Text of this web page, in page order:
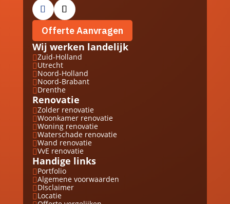
Offerte Aanvragen
Wij werken landelijk
Zuid-Holland
Utrecht
Noord-Holland
Noord-Brabant
Drenthe
Renovatie
Zolder renovatie
Woonkamer renovatie
Woning renovatie
Waterschade renovatie
Wand renovatie
VvE renovatie
Handige links
 Portfolio
Algemene voorwaarden
 DIsclaimer
 Locatie